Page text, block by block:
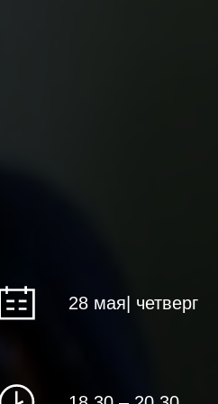
28 мая| четверг